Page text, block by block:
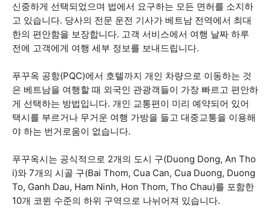
신중하게 선택되었으며 법에서 요구하는 모든 면허를 소지하
고 있습니다. 당사의 전문 운전 기사가 베트남 전역에서 최대
한의 편안함을 보장합니다. 고객 서비스에서 여행 날짜 하루
전에 고객에게 여행 세부 정보를 보내드립니다.
푸꾸옥 공항(PQC)에서 호텔까지 개인 차량으로 이동하는 것
은 베트남을 여행할 때 외국인 관광객들이 가장 빠르고 편안하
게 선택하는 방법입니다. 개인 교통편이 미리 예약되어 있어
택시를 부르거나 무거운 여행 가방을 들고 대중교통을 이용해
야 하는 번거로움이 없습니다.
푸꾸옥시는 공식적으로 2개의 도시 구(Duong Dong, An Tho
i)와 7개의 시골 구(Bai Thom, Cua Can, Cua Duong, Duong
To, Ganh Dau, Ham Ninh, Hon Thom, Tho Chau)를 포함한
10개 코뮌 수준의 하위 구역으로 나뉘어져 있습니다.